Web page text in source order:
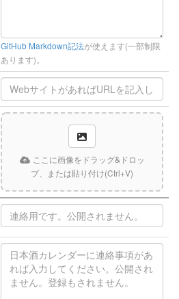
GitHub Markdown記法が使えます(一部制限
あります)。
ここに画像をドラッグ&ドロッ
プ、または貼り付け(Ctrl+V)